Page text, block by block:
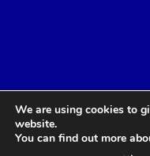
We are using cookies to
website.
You can find out more